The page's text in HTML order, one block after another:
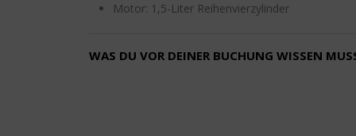
Motor: 1,5-Liter Reihenvierzylinder
WAS DU VOR DEINER BUCHUNG WISSEN